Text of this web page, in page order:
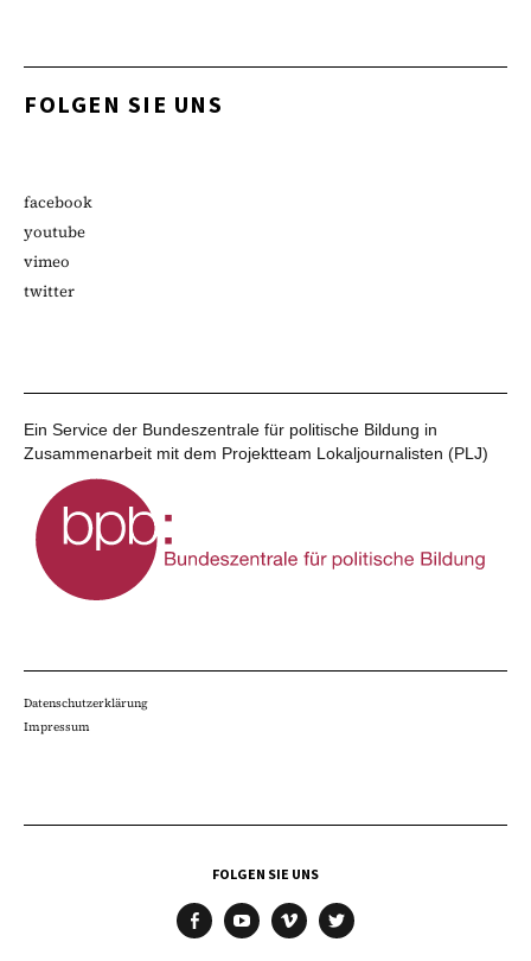
FOLGEN SIE UNS
facebook
youtube
vimeo
twitter
Ein Service der Bundeszentrale für politische Bildung in
Zusammenarbeit mit dem Projektteam Lokaljournalisten (PLJ)
Datenschutzerklärung
Impressum
FOLGEN SIE UNS